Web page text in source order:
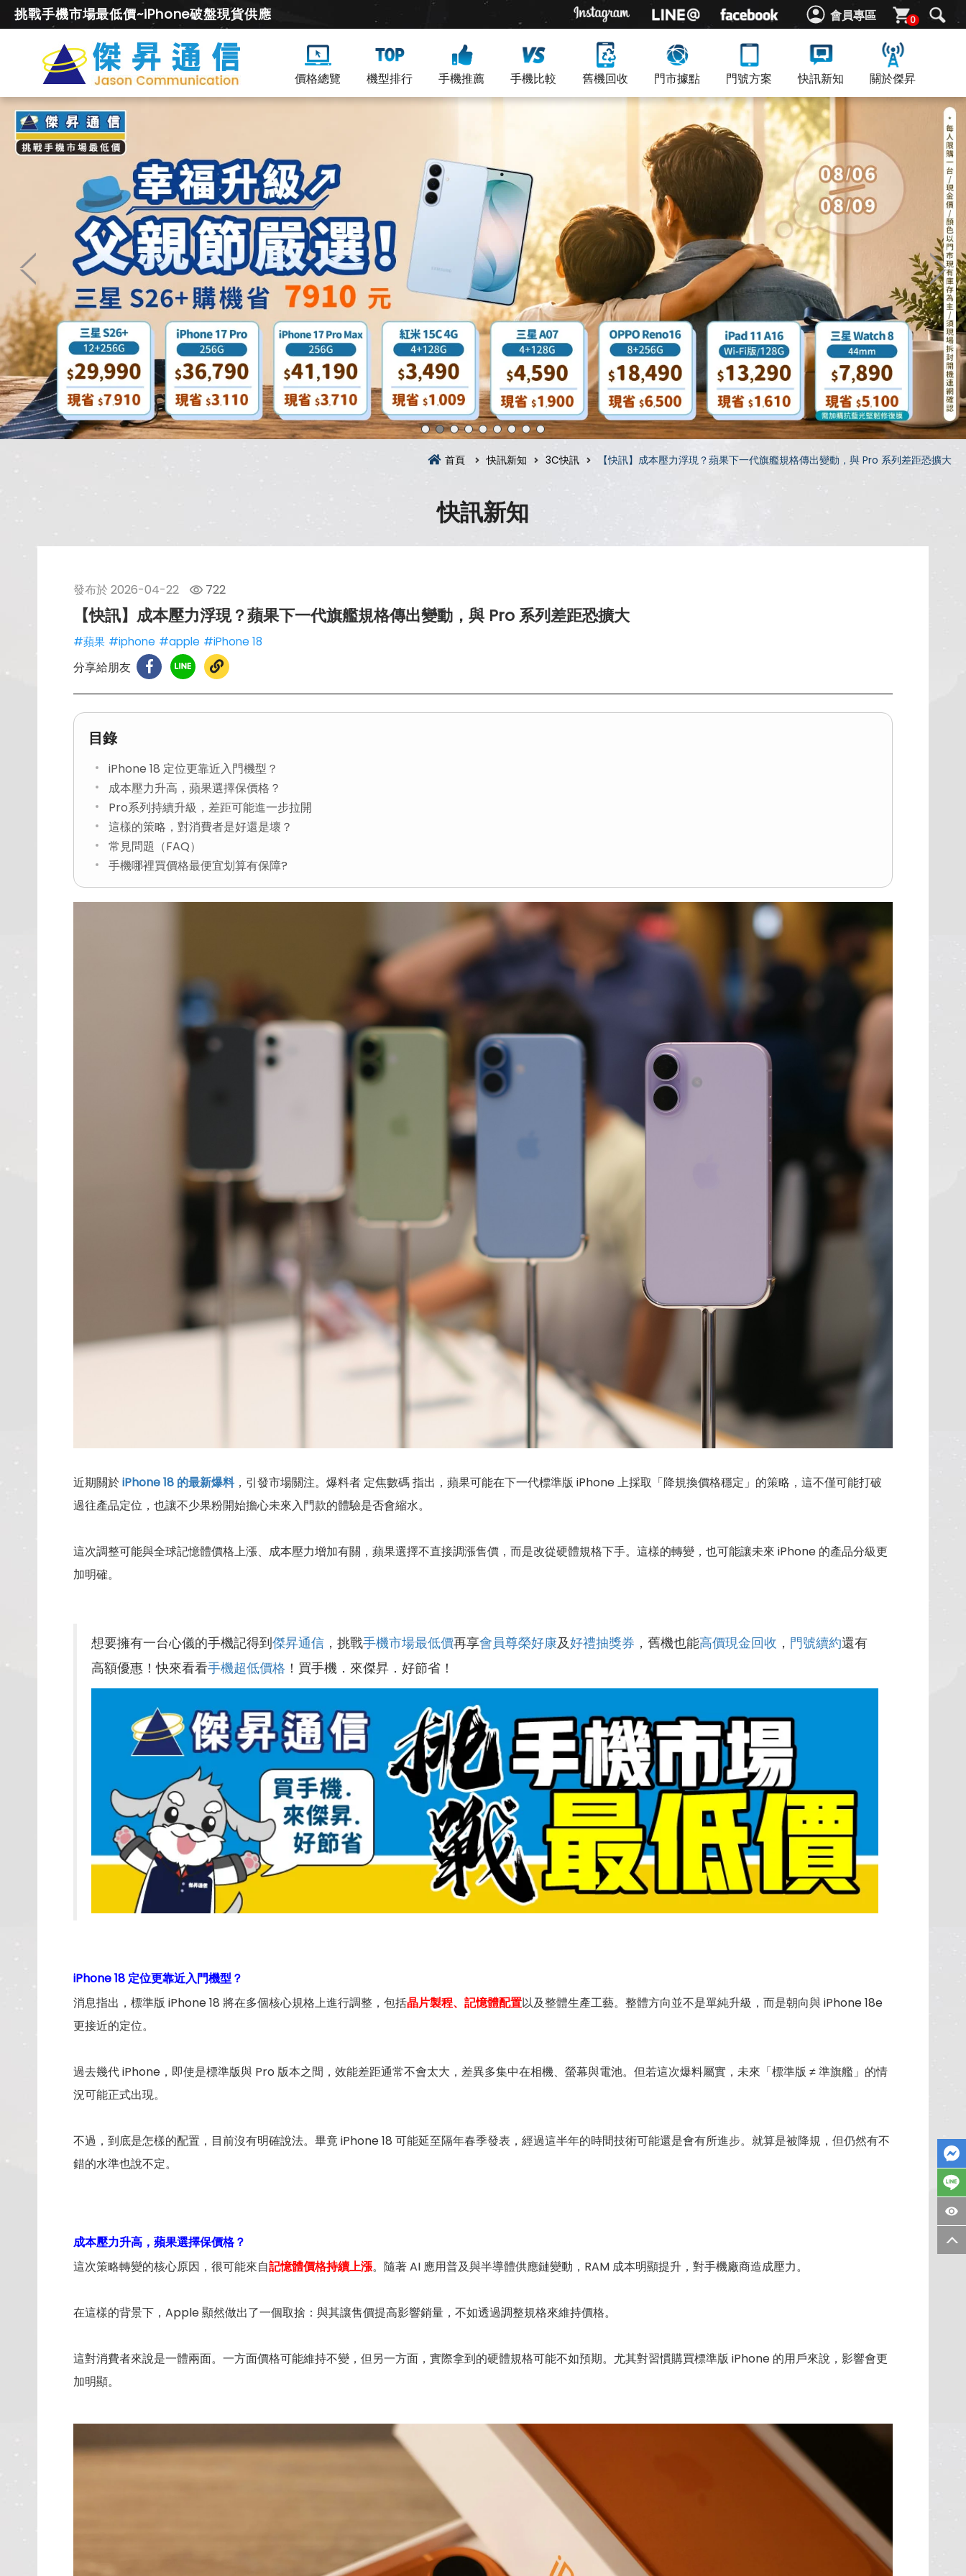
會員專區 0
挑戰手機市場最低價~iPhone破盤現貨供應
價格總覽 機型排行 手機推薦 手機比較 舊機回收 門市據點 門號方案 快訊新知 關於傑昇
首頁 快訊新知 3C快訊 【快訊】成本壓力浮現？蘋果下一代旗艦規格傳出變動，與 Pro 系列差距恐擴大
快訊新知
發布於 2026-04-22 722
【快訊】成本壓力浮現？蘋果下一代旗艦規格傳出變動，與 Pro 系列差距恐擴大
#蘋果 #iphone #apple #iPhone 18
分享給朋友
目錄
iPhone 18 定位更靠近入門機型？
成本壓力升高，蘋果選擇保價格？
Pro系列持續升級，差距可能進一步拉開
這樣的策略，對消費者是好還是壞？
常見問題（FAQ）
手機哪裡買價格最便宜划算有保障?
近期關於iPhone 18 的最新爆料，引發市場關注。爆料者 定焦數碼 指出，蘋果可能在下一代標準版 iPhone 上採取「降規換價格穩定」的策略，這不僅可能打破
過往產品定位，也讓不少果粉開始擔心未來入門款的體驗是否會縮水。
這次調整可能與全球記憶體價格上漲、成本壓力增加有關，蘋果選擇不直接調漲售價，而是改從硬體規格下手。這樣的轉變，也可能讓未來 iPhone 的產品分級更
加明確。
想要擁有一台心儀的手機記得到傑昇通信 ，挑戰手機市場最低價再享會員尊榮好康及好禮抽獎券 ，舊機也能高價現金回收 ， 門號續約還有
高額優惠！快來看看手機超低價格 ！買手機．來傑昇．好節省！
iPhone 18 定位更靠近入門機型？
消息指出，標準版 iPhone 18 將在多個核心規格上進行調整，包括晶片製程、記憶體配置以及整體生產工藝。整體方向並不是單純升級，而是朝向與 iPhone 18e
更接近的定位。
過去幾代 iPhone，即使是標準版與 Pro 版本之間，效能差距通常不會太大，差異多集中在相機、螢幕與電池。但若這次爆料屬實，未來「標準版 ≠ 準旗艦」的情
況可能正式出現。
不過，到底是怎樣的配置，目前沒有明確說法。畢竟 iPhone 18 可能延至隔年春季發表，經過這半年的時間技術可能還是會有所進步。就算是被降規，但仍然有不
錯的水準也說不定。
成本壓力升高，蘋果選擇保價格？
這次策略轉變的核心原因，很可能來自記憶體價格持續上漲。隨著 AI 應用普及與半導體供應鏈變動，RAM 成本明顯提升，對手機廠商造成壓力。
在這樣的背景下，Apple 顯然做出了一個取捨：與其讓售價提高影響銷量，不如透過調整規格來維持價格。
這對消費者來說是一體兩面。一方面價格可能維持不變，但另一方面，實際拿到的硬體規格可能不如預期。尤其對習慣購買標準版 iPhone 的用戶來說，影響會更
加明顯。